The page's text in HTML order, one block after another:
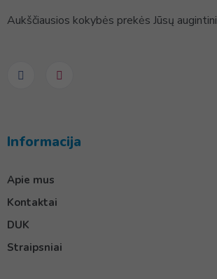
Aukščiausios kokybės prekės Jūsų
Informacija
Apie mus
Kontaktai
DUK
Straipsniai